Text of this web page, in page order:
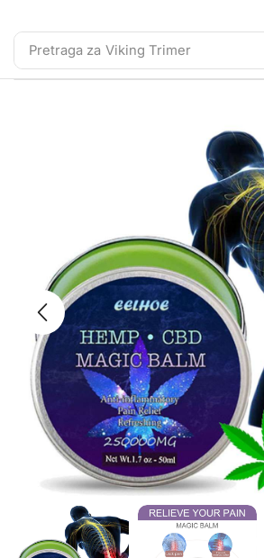
Pretraga za Viking Trimer